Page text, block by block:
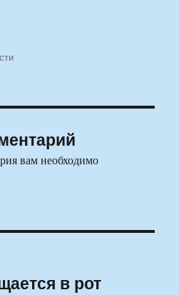
вам необходимо
в рот